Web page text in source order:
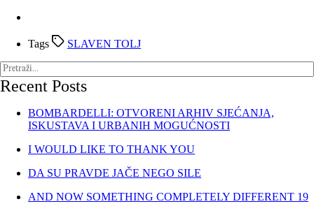
Tags SLAVEN TOLJ
Recent Posts
BOMBARDELLI: OTVORENI ARHIV SJEĆANJA,
ISKUSTAVA I URBANIH MOGUĆNOSTI
I WOULD LIKE TO THANK YOU
DA SU PRAVDE JAČE NEGO SILE
AND NOW SOMETHING COMPLETELY DIFFERENT 19